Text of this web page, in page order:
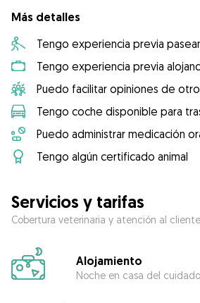
Más detalles
Tengo experiencia previa
Tengo experiencia previa
Puedo facilitar opiniones de
Tengo coche disponible para
Puedo administrar medicación
Tengo algún certificado animal
Servicios y tarifas
Cobertura veterinaria y atención al
Alojamiento
Noche en casa del